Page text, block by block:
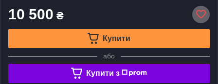
10 500 ₴
Купити
або
Купити з